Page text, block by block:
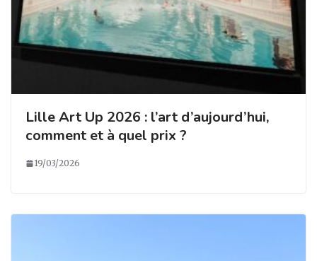
Lille Art Up 2026 : l’art d’aujourd’hui,
comment et à quel prix ?
19/03/2026